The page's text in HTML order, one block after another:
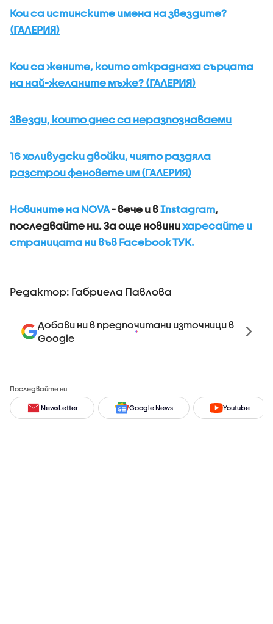
Кои са истинските имена на звездите?
(ГАЛЕРИЯ)
Кои са жените, които откраднаха сърцата
на най-желаните мъже? (ГАЛЕРИЯ)
Звезди, които днес са неразпознаваеми
16 холивудски двойки, чиято раздяла
разстрои феновете им (ГАЛЕРИЯ)
Новините на NOVA- вече и вInstagram,
последвайте ни.За още новинихаресайте и
страницата ни във Facebook ТУК.
Редактор: Габриела Павлова
Добави ни в предпочитани източници в
Google
Последвайте ни
NewsLetter Google News Youtube